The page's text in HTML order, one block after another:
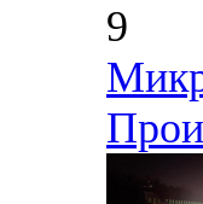
9